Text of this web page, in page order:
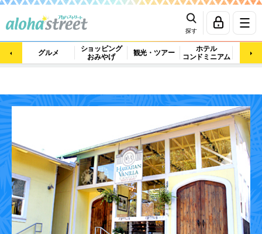
探す
グルメ
ショッピング
おみやげ
観光・ツアー
ホテル
コンドミニアム
マッ